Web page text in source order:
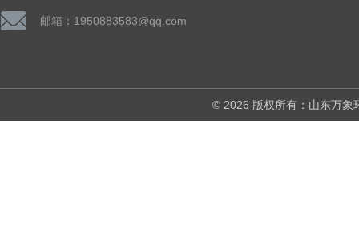
邮箱：1950883583@qq.com
© 2026 版权所有：山东万